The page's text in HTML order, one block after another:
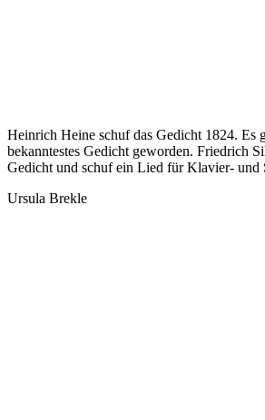
Heinrich Heine schuf das Gedicht 1824. Es
bekanntestes Gedicht geworden. Friedrich
Gedicht und schuf ein Lied für Klavier- und
Ursula Brekle